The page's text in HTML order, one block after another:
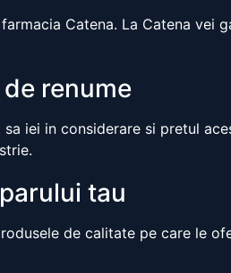
Catena. La Catena vei
renume
iei in considerare si pretul
tau
de calitate pe care le